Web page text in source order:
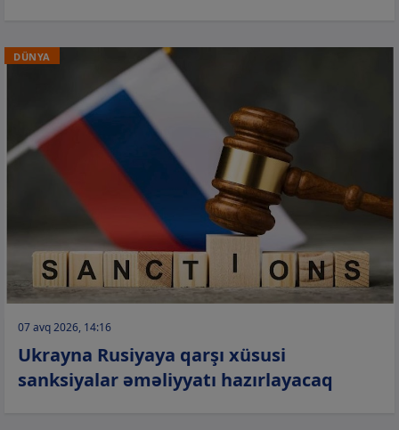
DÜNYA
07 avq 2026, 14:16
Ukrayna Rusiyaya qarşı xüsusi
sanksiyalar əməliyyatı hazırlayacaq